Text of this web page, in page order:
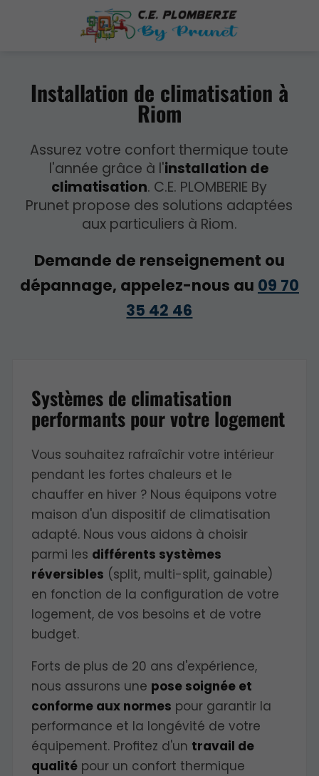
Installation de climatisation à
Riom
Assurez votre confort thermique toute
l'année grâce à l'installation de
climatisation. C.E. PLOMBERIE By
Prunet propose des solutions adaptées
aux particuliers à Riom.
Demande de renseignement ou
dépannage, appelez-nous au 09 70
35 42 46
Systèmes de climatisation
performants pour votre logement
Vous souhaitez rafraîchir votre intérieur
pendant les fortes chaleurs et le
chauffer en hiver ? Nous équipons votre
maison d'un dispositif de climatisation
adapté. Nous vous aidons à choisir
parmi les différents systèmes
réversibles (split, multi-split, gainable)
en fonction de la configuration de votre
logement, de vos besoins et de votre
budget.
Forts de plus de 20 ans d'expérience,
nous assurons une pose soignée et
conforme aux normes pour garantir la
performance et la longévité de votre
équipement. Profitez d'un travail de
qualité pour un confort thermique